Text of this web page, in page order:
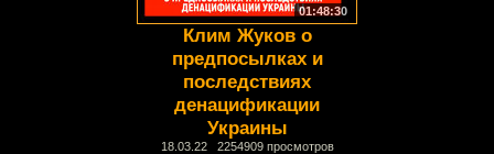
01:48:30
Клим Жуков о
предпосылках и
последствиях
денацификации
Украины
18.03.22 2254909 просмотров